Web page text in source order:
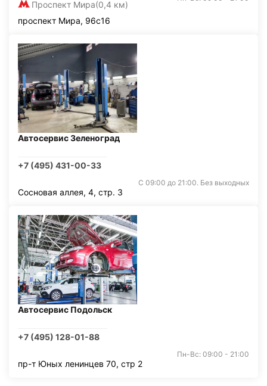
Проспект Мира(0,4 км)
проспект Мира, 96с16
Автосервис Зеленоград
+7 (495) 431-00-33
С 09:00 до 21:00. Без выходных
Сосновая аллея, 4, стр. 3
Автосервис Подольск
+7 (495) 128-01-88
Пн-Вс: 09:00 - 21:00
пр-т Юных ленинцев 70, стр 2